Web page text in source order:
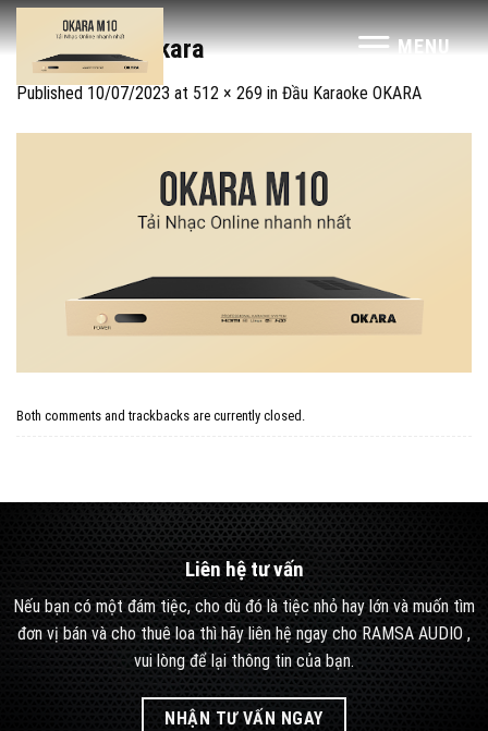
Skip
to
content
MENU
dau-karaoke-kara
Published 10/07/2023 at 512 × 269 in Đầu Karaoke OKARA
Both comments and trackbacks are currently closed.
Liên hệ tư vấn
Nếu bạn có một đám tiệc, cho dù đó là tiệc nhỏ hay lớn và muốn tìm
đơn vị bán và cho thuê loa thì hãy liên hệ ngay cho RAMSA AUDIO ,
vui lòng để lại thông tin của bạn.
NHẬN TƯ VẤN NGAY